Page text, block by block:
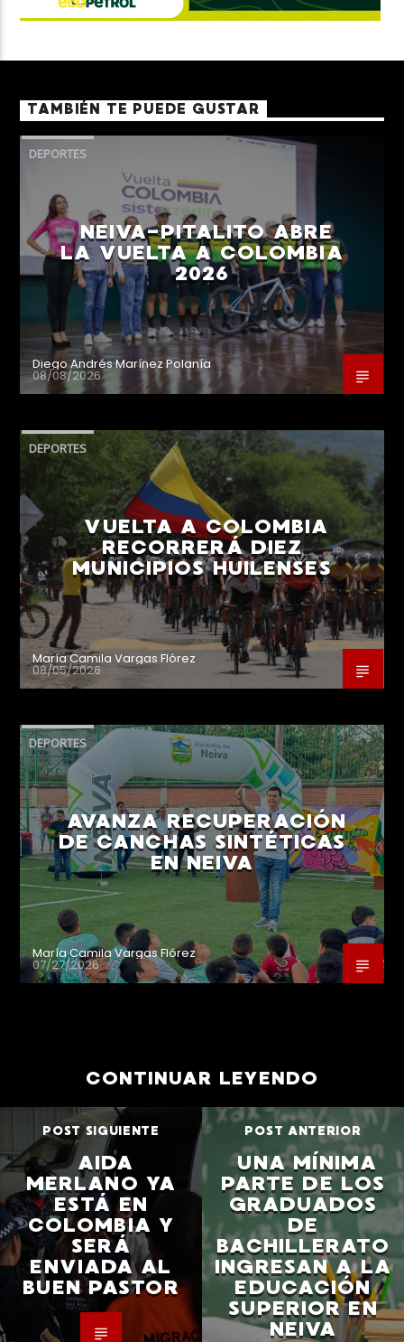
TAMBIÉN TE PUEDE GUSTAR
DEPORTES
NEIVA-PITALITO ABRE
LA VUELTA A COLOMBIA
2026
Diego Andrés Marínez Polanía
08/08/2026
DEPORTES
VUELTA A COLOMBIA
RECORRERÁ DIEZ
MUNICIPIOS HUILENSES
María Camila Vargas Flórez
08/05/2026
DEPORTES
AVANZA RECUPERACIÓN
DE CANCHAS SINTÉTICAS
EN NEIVA
María Camila Vargas Flórez
07/27/2026
CONTINUAR LEYENDO
POST SIGUIENTE
AIDA
MERLANO YA
ESTÁ EN
COLOMBIA Y
SERÁ
ENVIADA AL
BUEN PASTOR
POST ANTERIOR
UNA MÍNIMA
PARTE DE LOS
GRADUADOS
DE
BACHILLERATO
INGRESAN A LA
EDUCACIÓN
SUPERIOR EN
NEIVA